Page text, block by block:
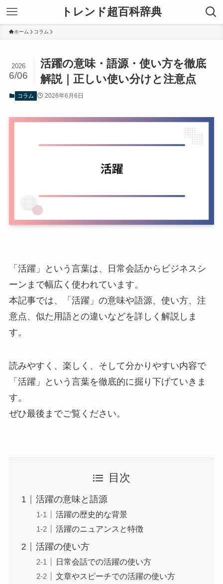
トレンド超百科辞典
ホーム コラム
活躍の意味・語源・使い方を徹底
解説｜正しい使い分けと注意点
2026
6/06
コラム 2026年6月6日
「活躍」という言葉は、日常会話からビジネスシ
ーンまで幅広く使われています。
本記事では、「活躍」の意味や語源、使い方、注
意点、似た用語との違いなどを詳しく解説しま
す。
読みやすく、楽しく、そして分かりやすい内容で
「活躍」という言葉を徹底的に掘り下げていきま
す。
ぜひ最後までご覧ください。
目次
活躍の意味と語源
活躍の歴史的な背景
活躍のニュアンスと特徴
活躍の使い方
日常会話での活躍の使い方
文章やスピーチでの活躍の使い方